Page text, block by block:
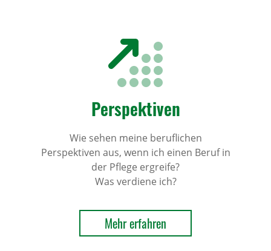
Perspektiven
Wie sehen meine beruflichen
Perspektiven aus, wenn ich einen Beruf in
der Pflege ergreife?
Was verdiene ich?
Mehr erfahren